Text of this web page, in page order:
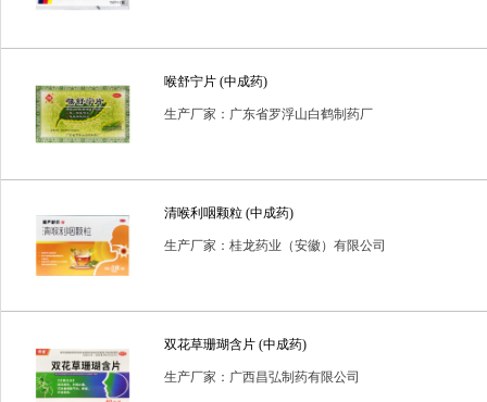
喉舒宁片 (中成药)
生产厂家：广东省罗浮山白鹤制药厂
清喉利咽颗粒 (中成药)
生产厂家：桂龙药业（安徽）有限公司
双花草珊瑚含片 (中成药)
生产厂家：广西昌弘制药有限公司